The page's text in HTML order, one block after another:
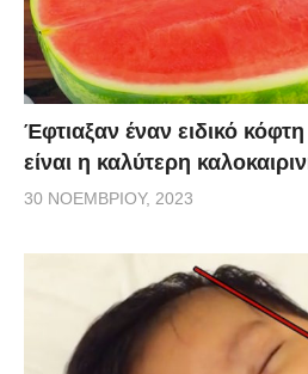
Έφτιαξαν έναν ειδικό
είναι η καλύτερη
30 ΝΟΕΜΒΡΊΟΥ, 2023